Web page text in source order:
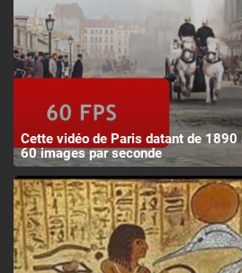
Cette vidéo de Paris datant de 1890
60 images par seconde